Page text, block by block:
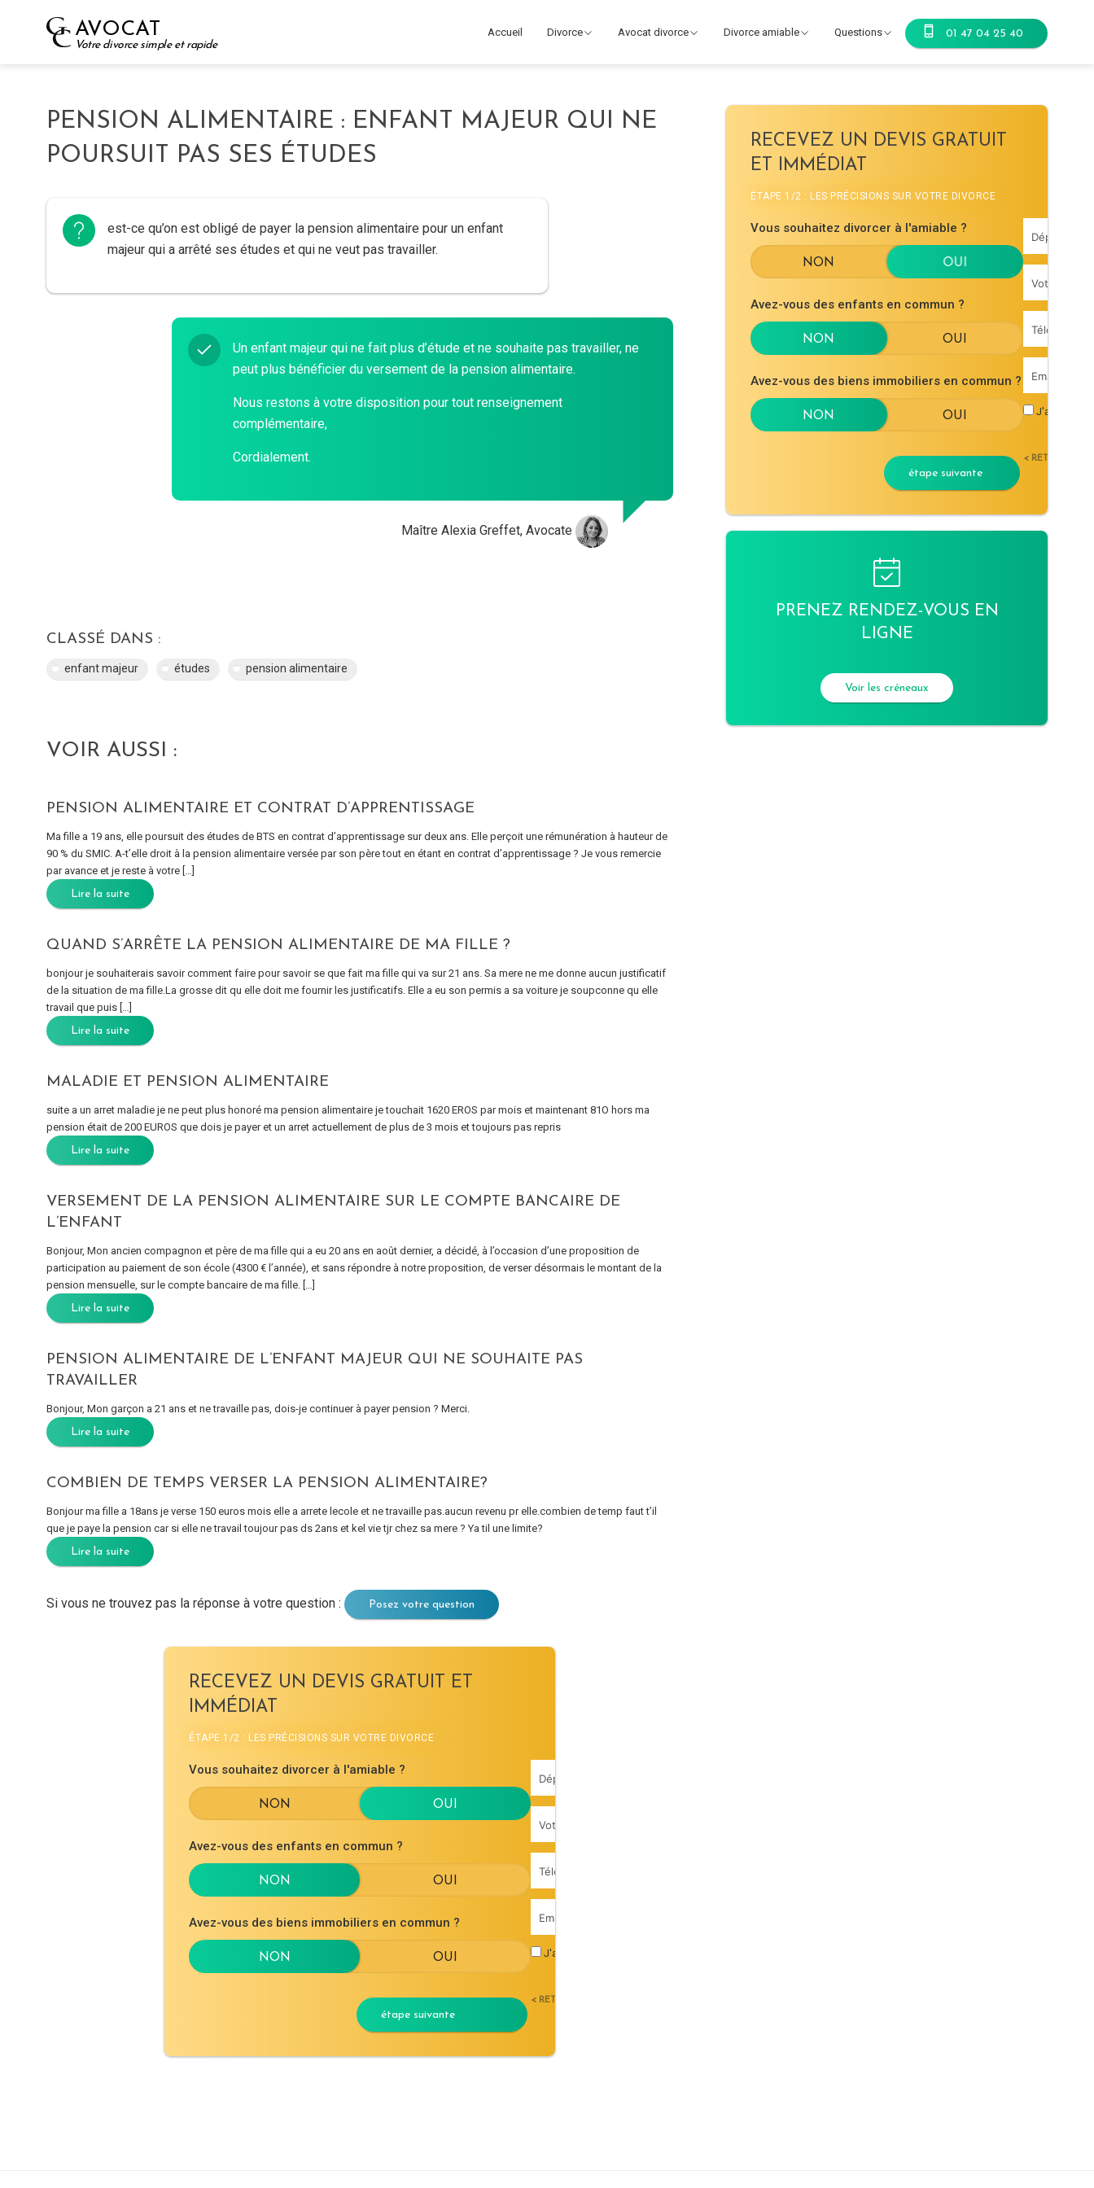
AVOCAT
Votre divorce simple et rapide
Accueil Divorce Avocat divorce Divorce amiable Questions 01 47 04 25 40
PENSION ALIMENTAIRE : ENFANT MAJEUR QUI NE
POURSUIT PAS SES ÉTUDES
est-ce qu’on est obligé de payer la pension alimentaire pour un enfant
majeur qui a arrêté ses études et qui ne veut pas travailler.
Un enfant majeur qui ne fait plus d’étude et ne souhaite pas travailler, ne
peut plus bénéficier du versement de la pension alimentaire.
Nous restons à votre disposition pour tout renseignement
complémentaire,
Cordialement.
Maître Alexia Greffet, Avocate
CLASSÉ DANS :
enfant majeur études pension alimentaire
VOIR AUSSI :
PENSION ALIMENTAIRE ET CONTRAT D’APPRENTISSAGE
Ma fille a 19 ans, elle poursuit des études de BTS en contrat d’apprentissage sur deux ans. Elle perçoit une rémunération à hauteur de
90 % du SMIC. A-t’elle droit à la pension alimentaire versée par son père tout en étant en contrat d’apprentissage ? Je vous remercie
par avance et je reste à votre […]
Lire la suite
QUAND S’ARRÊTE LA PENSION ALIMENTAIRE DE MA FILLE ?
bonjour je souhaiterais savoir comment faire pour savoir se que fait ma fille qui va sur 21 ans. Sa mere ne me donne aucun justificatif
de la situation de ma fille.La grosse dit qu elle doit me fournir les justificatifs. Elle a eu son permis a sa voiture je soupconne qu elle
travail que puis […]
Lire la suite
MALADIE ET PENSION ALIMENTAIRE
suite a un arret maladie je ne peut plus honoré ma pension alimentaire je touchait 1620 EROS par mois et maintenant 81O hors ma
pension était de 200 EUROS que dois je payer et un arret actuellement de plus de 3 mois et toujours pas repris
Lire la suite
VERSEMENT DE LA PENSION ALIMENTAIRE SUR LE COMPTE BANCAIRE DE
L’ENFANT
Bonjour, Mon ancien compagnon et père de ma fille qui a eu 20 ans en août dernier, a décidé, à l’occasion d’une proposition de
participation au paiement de son école (4300 € l’année), et sans répondre à notre proposition, de verser désormais le montant de la
pension mensuelle, sur le compte bancaire de ma fille. […]
Lire la suite
PENSION ALIMENTAIRE DE L’ENFANT MAJEUR QUI NE SOUHAITE PAS
TRAVAILLER
Bonjour, Mon garçon a 21 ans et ne travaille pas, dois-je continuer à payer pension ? Merci.
Lire la suite
COMBIEN DE TEMPS VERSER LA PENSION ALIMENTAIRE?
Bonjour ma fille a 18ans je verse 150 euros mois elle a arrete lecole et ne travaille pas.aucun revenu pr elle.combien de temp faut t’il
que je paye la pension car si elle ne travail toujour pas ds 2ans et kel vie tjr chez sa mere ? Ya til une limite?
Lire la suite
Si vous ne trouvez pas la réponse à votre question : Posez votre question
RECEVEZ UN DEVIS GRATUIT ET
IMMÉDIAT
ÉTAPE 1/2 : LES PRÉCISIONS SUR VOTRE DIVORCE
Vous souhaitez divorcer à l'amiable ?
Avez-vous des enfants en commun ?
Avez-vous des biens immobiliers en commun ?
étape suivante
J'accepte les
< RETOUR
RECEVEZ UN DEVIS GRATUIT
ET IMMÉDIAT
ÉTAPE 1/2 : LES PRÉCISIONS SUR VOTRE DIVORCE
Vous souhaitez divorcer à l'amiable ?
Avez-vous des enfants en commun ?
Avez-vous des biens immobiliers en commun ?
étape suivante
J'accepte
< RETOUR
PRENEZ RENDEZ-VOUS EN
LIGNE
Voir les créneaux